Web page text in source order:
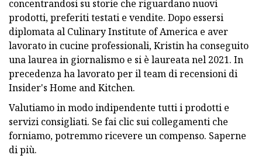
concentrandosi su storie che riguardano nuovi
prodotti, preferiti testati e vendite. Dopo essersi
diplomata al Culinary Institute of America e aver
lavorato in cucine professionali, Kristin ha conseguito
una laurea in giornalismo e si è laureata nel 2021. In
precedenza ha lavorato per il team di recensioni di
Insider's Home and Kitchen.
Valutiamo in modo indipendente tutti i prodotti e
servizi consigliati. Se fai clic sui collegamenti che
forniamo, potremmo ricevere un compenso. Saperne
di più.